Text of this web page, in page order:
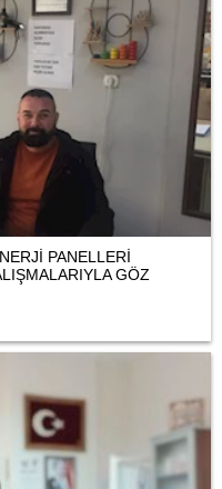
PANELLERİ
GÖZ